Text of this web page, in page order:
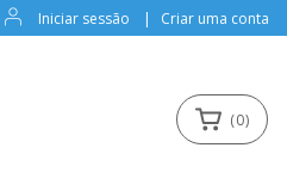
Iniciar sessão | Criar uma conta
(0)